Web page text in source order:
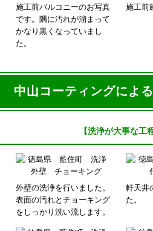
施工前バルコニーのお写真
です。隅に汚れが溜まって
かなり黒くなっていまし
た。
施工前
中山コーティングによ
【洗浄が大事な工
外壁の洗浄を行いました。
表面の汚れとチョーキング
をしっかり洗い流します。
軒天井
た。